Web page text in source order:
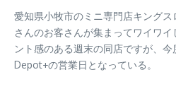
愛知県小牧市のミニ専門店キングス
さんのお客さんが集まってワイワ
ント感のある週末の同店ですが、今
Depot+の営業日となっている。